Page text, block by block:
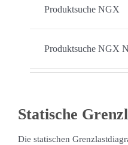
Produktsuche NGX
Produktsuche NGX
Statische
Die statischen